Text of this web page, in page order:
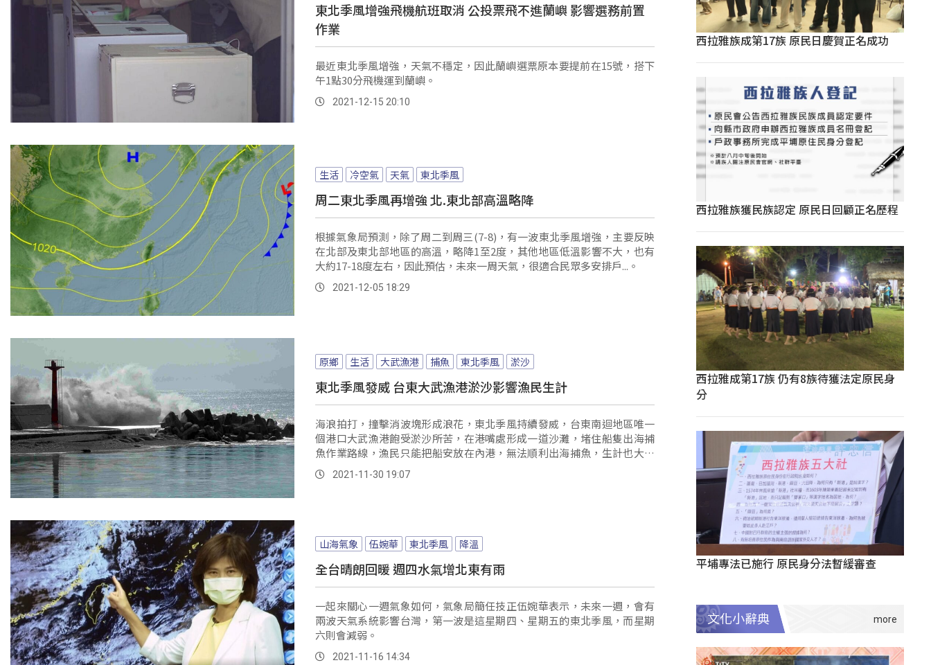
東北季風增強飛機航班取消 公投票飛不進蘭嶼 影響選務前置
作業
最近東北季風增強，天氣不穩定，因此蘭嶼選票原本要提前在15號，搭下
午1點30分飛機運到蘭嶼。
2021-12-15 20:10
生活 冷空氣 天氣 東北季風
周二東北季風再增強 北.東北部高溫略降
根據氣象局預測，除了周二到周三(7-8)，有一波東北季風增強，主要反映
在北部及東北部地區的高溫，略降1至2度，其他地區低溫影響不大，也有
大約17-18度左右，因此預估，未來一周天氣，很適合民眾多安排戶...。
2021-12-05 18:29
原鄉 生活 大武漁港 捕魚 東北季風 淤沙
東北季風發威 台東大武漁港淤沙影響漁民生計
海浪拍打，撞擊消波塊形成浪花，東北季風持續發威，台東南迴地區唯一
個港口大武漁港飽受淤沙所苦，在港嘴處形成一道沙灘，堵住船隻出海捕
魚作業路線，漁民只能把船安放在內港，無法順利出海捕魚，生計也大受
影響。2021-11-30 19:07
山海氣象 伍婉華 東北季風 降溫
全台晴朗回暖 週四水氣增北東有雨
一起來關心一週氣象如何，氣象局簡任技正伍婉華表示，未來一週，會有
兩波天氣系統影響台灣，第一波是這星期四、星期五的東北季風，而星期
六則會減弱。
2021-11-16 14:34
西拉雅族成第17族 原民日慶賀正名成功
西拉雅族獲民族認定 原民日回顧正名歷程
西拉雅成第17族 仍有8族待獲法定原民身
分
平埔專法已施行 原民身分法暫緩審查
文化小辭典